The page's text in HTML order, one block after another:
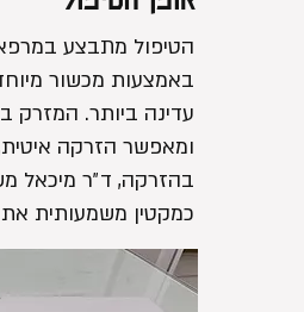
באמצעות מכשור
ומאפשר הזרקה
כמקטין משמעותית